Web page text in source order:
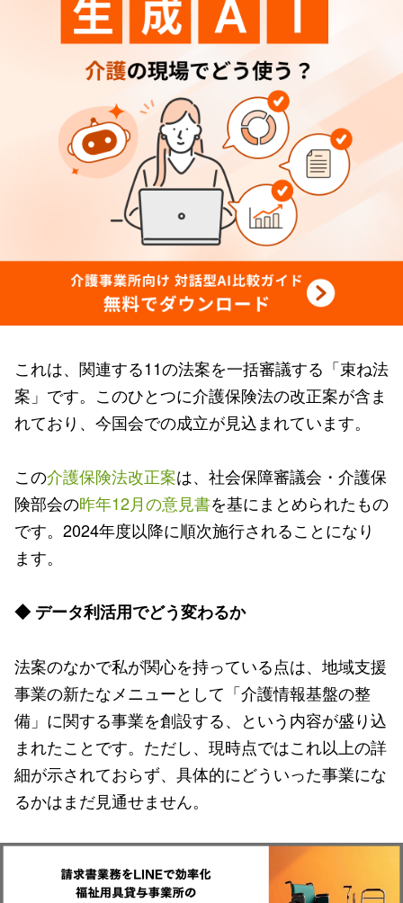
これは、関連する11の法案を一括審議する「束ね法
案」です。このひとつに介護保険法の改正案が含ま
れており、今国会での成立が見込まれています。
この介護保険法改正案は、社会保障審議会・介護保
険部会の昨年12月の意見書を基にまとめられたもの
です。2024年度以降に順次施行されることになり
ます。
◆ データ利活用でどう変わるか
法案のなかで私が関心を持っている点は、地域支援
事業の新たなメニューとして「介護情報基盤の整
備」に関する事業を創設する、という内容が盛り込
まれたことです。ただし、現時点ではこれ以上の詳
細が示されておらず、具体的にどういった事業にな
るかはまだ見通せません。